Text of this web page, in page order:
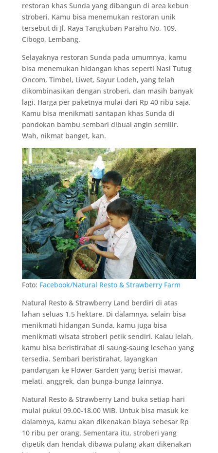
restoran khas Sunda yang dibangun di area kebun
stroberi. Kamu bisa menemukan restoran unik
tersebut di Jl. Raya Tangkuban Parahu No. 109,
Cibogo, Lembang.
Selayaknya restoran Sunda pada umumnya, kamu
bisa menemukan hidangan khas seperti Nasi Tutug
Oncom, Timbel, Liwet, Sayur Lodeh, yang telah
dikombinasikan dengan stroberi, dan masih banyak
lagi. Harga per paketnya mulai dari Rp 40 ribu saja.
Kamu bisa menikmati santapan khas Sunda di
pondokan bambu sembari dibuai angin semilir.
Wah, nikmat banget, kan.
Foto: Facebook/Natural Resto & Strawberry Farm
Natural Resto & Strawberry Land berdiri di atas
lahan seluas 1,5 hektare. Di dalamnya, selain bisa
menikmati hidangan Sunda, kamu juga bisa
menikmati wisata stroberi petik sendiri. Kalau lelah,
kamu bisa beristirahat di saung-saung lesehan yang
tersedia. Sembari beristirahat, layangkan
pandangan ke Flower Garden yang berisi mawar,
melati, anggrek, dan bunga-bunga lainnya.
Natural Resto & Strawberry Land buka setiap hari
mulai pukul 09.00-18.00 WIB. Untuk bisa masuk ke
dalamnya, kamu akan dikenakan biaya sebesar Rp
10 ribu per orang. Sementara itu, stroberi yang
dipetik dan hendak dibawa pulang akan dikenakan